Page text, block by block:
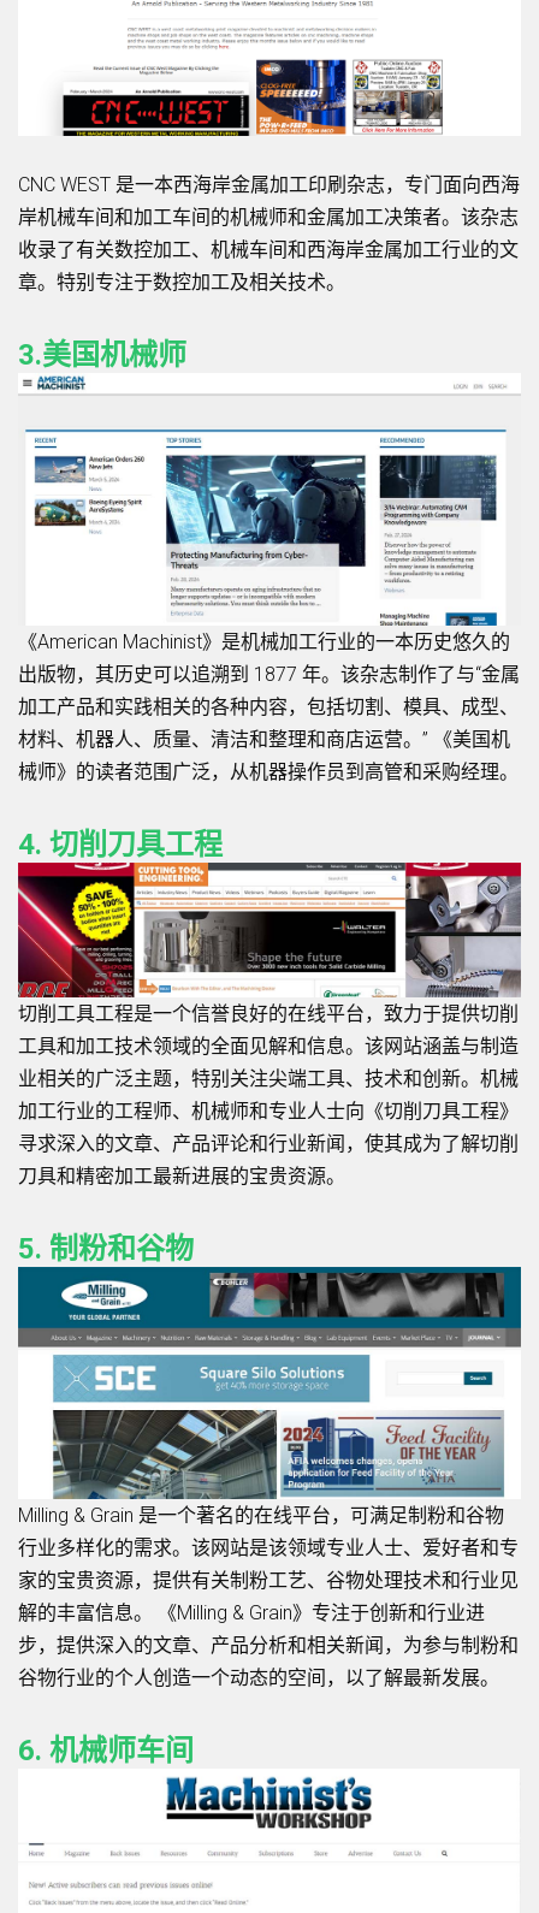
CNC WEST 是一本西海岸金属加工印刷杂志，专门面向西海
岸机械车间和加工车间的机械师和金属加工决策者。该杂志
收录了有关数控加工、机械车间和西海岸金属加工行业的文
章。特别专注于数控加工及相关技术。
3.美国机械师
《American Machinist》是机械加工行业的一本历史悠久的
出版物，其历史可以追溯到 1877 年。该杂志制作了与“金属
加工产品和实践相关的各种内容，包括切割、模具、成型、
材料、机器人、质量、清洁和整理和商店运营。” 《美国机
械师》的读者范围广泛，从机器操作员到高管和采购经理。
4. 切削刀具工程
切削工具工程是一个信誉良好的在线平台，致力于提供切削
工具和加工技术领域的全面见解和信息。该网站涵盖与制造
业相关的广泛主题，特别关注尖端工具、技术和创新。机械
加工行业的工程师、机械师和专业人士向《切削刀具工程》
寻求深入的文章、产品评论和行业新闻，使其成为了解切削
刀具和精密加工最新进展的宝贵资源。
5. 制粉和谷物
Milling & Grain 是一个著名的在线平台，可满足制粉和谷物
行业多样化的需求。该网站是该领域专业人士、爱好者和专
家的宝贵资源，提供有关制粉工艺、谷物处理技术和行业见
解的丰富信息。 《Milling & Grain》专注于创新和行业进
步，提供深入的文章、产品分析和相关新闻，为参与制粉和
谷物行业的个人创造一个动态的空间，以了解最新发展。
6. 机械师车间